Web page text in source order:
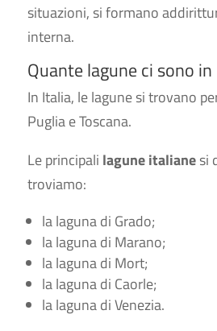
situazioni, si formano
interna.
Quante lagune ci sono in
In Italia, le lagune si trovano
Puglia e Toscana.
Le principali lagune italianesi
troviamo:
la laguna di Grado;
la laguna di Marano;
la laguna di Mort;
la laguna di Caorle;
la laguna di Venezia.